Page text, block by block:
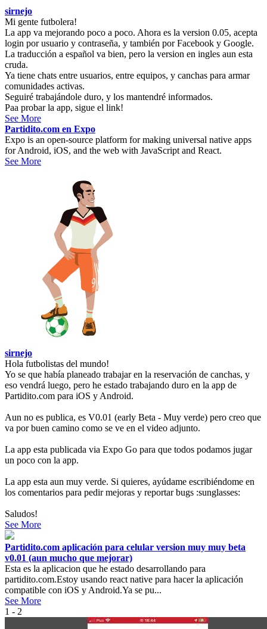
sirnejo
Mi gente futbolera!
La app va mejorando poco a poco. Ahora es la version 0.05, acepta
login por usuario y contraseña, y también por Facebook y Google.
La traducción a español va bien, pero la version en ingles aun esta
cruda.
Ya tiene chats entre usuarios, entre equipos, y canchas para armar
comunidades activas.
Seguiré trabajándole duro, y los mantendré informados.
Paa probar la app, sigue el link!
See More
Partidito.com en Expo
Expo is an open-source platform for making universal native apps
for Android, iOS, and the web with JavaScript and React.
See More
sirnejo
Hola futbolistas del mundo!
Yo se que había planeado trabajar en la reservación de canchas, y
eso vendrá luego, pero he estado trabajando duro en la app de
Partidito.com para iOS y Android.
Aun no es publica, es V0.01 (early Beta - Muy verde) pero creo que
va por buen camino como se ve en el video adjunto.
La app esta publicada via Expo Go para que todos podamos jugar
un poco con la app.
La app esta aun muy verde. Si quieres, ayúdame escribiéndome en
los comentarios para pedir mejoras y reportar bugs :sunglasses:
Saludos!
See More
Partidito.com aplicación para celular version muy muy beta
v0.01 (aun mucho que mejorar)
Esta es la aplicacion que he estado desarrollando para
partidito.com.Estoy usando react native para hacer la aplicación
compatible con iOS y Android.Ya se pu...
See More
1 - 2